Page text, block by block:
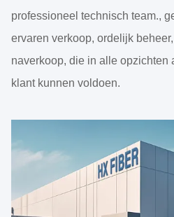
professioneel technisch team.,
ervaren verkoop, ordelijk
naverkoop, die in alle opzichten
klant kunnen voldoen.